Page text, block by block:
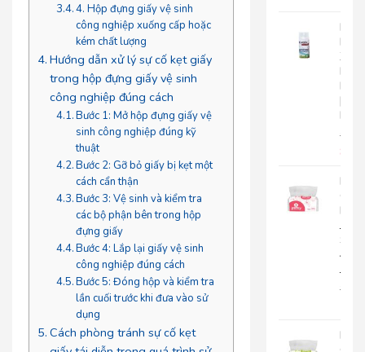
4. Hộp đựng giấy vệ sinh
công nghiệp xuống cấp hoặc
kém chất lượng
Hướng dẫn xử lý sự cố kẹt giấy
trong hộp đựng giấy vệ sinh
công nghiệp đúng cách
Bước 1: Mở hộp đựng giấy vệ
sinh công nghiệp đúng kỹ
thuật
Bước 2: Gỡ bỏ giấy bị kẹt một
cách cẩn thận
Bước 3: Vệ sinh và kiểm tra
các bộ phận bên trong hộp
đựng giấy
Bước 4: Lắp lại giấy vệ sinh
công nghiệp đúng cách
Bước 5: Đóng hộp và kiểm tra
lần cuối trước khi đưa vào sử
dụng
Cách phòng tránh sự cố kẹt
Hoa
Xịt
|
RT300
Khăn
Giấy
Lụa
Silk
400|
JPS400
Khăn